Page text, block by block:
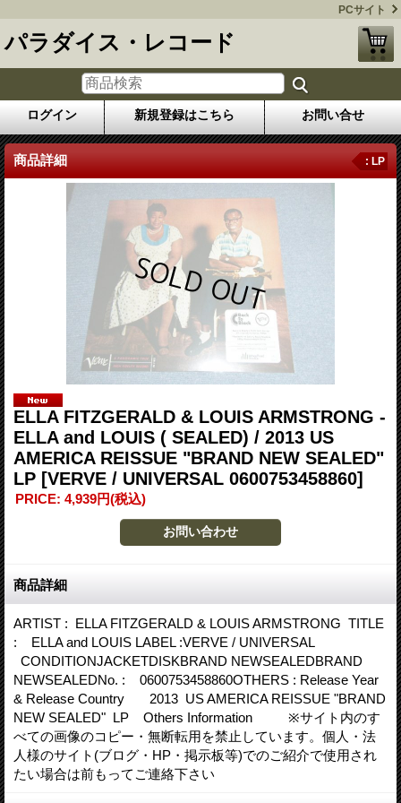
PCサイト
パラダイス・レコード
ログイン 新規登録はこちら お問い合せ
商品詳細 : LP
ELLA FITZGERALD & LOUIS ARMSTRONG -
ELLA and LOUIS ( SEALED) / 2013 US
AMERICA REISSUE "BRAND NEW SEALED"
LP [VERVE / UNIVERSAL 0600753458860]
PRICE: 4,939円(税込)
商品詳細
ARTIST : ELLA FITZGERALD & LOUIS ARMSTRONG TITLE
: ELLA and LOUIS LABEL :VERVE / UNIVERSAL
CONDITIONJACKETDISKBRAND NEWSEALEDBRAND
NEWSEALEDNo. : 0600753458860OTHERS : Release Year
& Release Country 2013 US AMERICA REISSUE "BRAND
NEW SEALED" LP Others Information ※サイト内のす
べての画像のコピー・無断転用を禁止しています。個人・法
人様のサイト(ブログ・HP・掲示板等)でのご紹介で使用され
たい場合は前もってご連絡下さい